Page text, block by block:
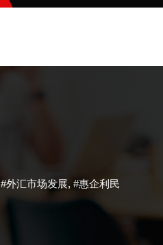
#外汇市场发展, #惠企利民